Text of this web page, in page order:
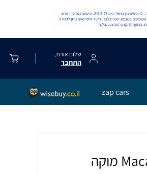
שלום אורח,
התחבר
zap cars